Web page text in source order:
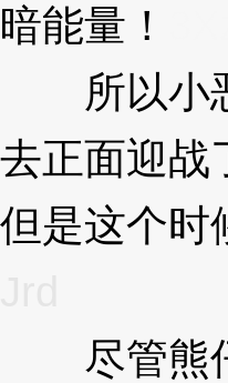
暗能量！
所以小恶
去正面迎战
但是这个
尽管熊仔